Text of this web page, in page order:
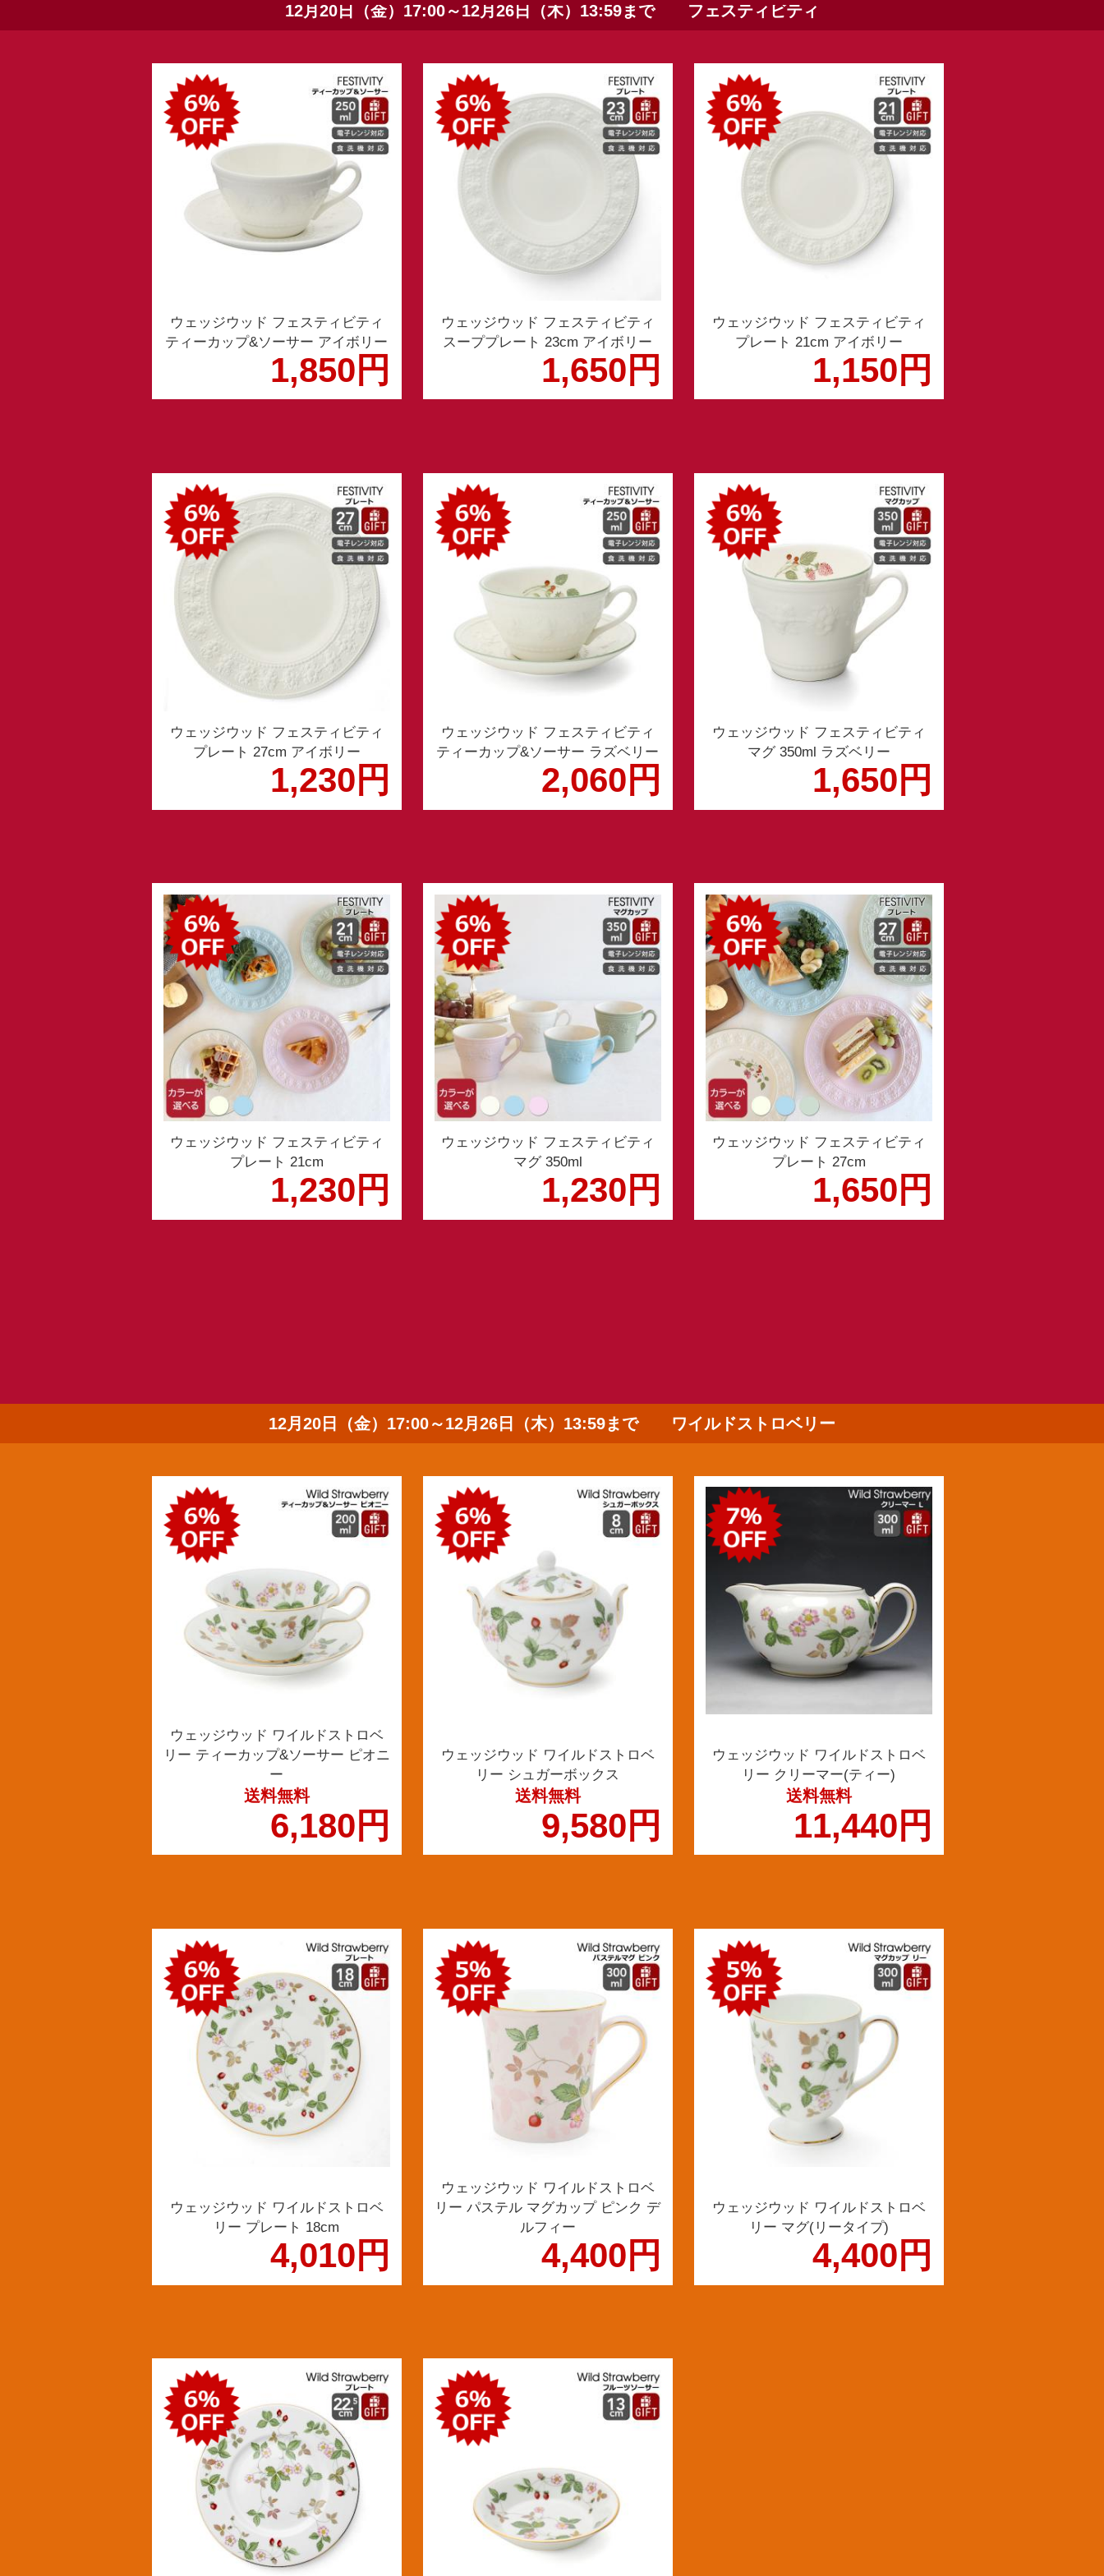
12月20日（金）17:00～12月26日（木）13:59まで フェスティビティ
ウェッジウッド フェスティビティ
ティーカップ&ソーサー アイボリー
1,850円
ウェッジウッド フェスティビティ
スーププレート 23cm アイボリー
1,650円
ウェッジウッド フェスティビティ
プレート 21cm アイボリー
1,150円
ウェッジウッド フェスティビティ
プレート 27cm アイボリー
1,230円
ウェッジウッド フェスティビティ
ティーカップ&ソーサー ラズベリー
2,060円
ウェッジウッド フェスティビティ
マグ 350ml ラズベリー
1,650円
ウェッジウッド フェスティビティ
プレート 21cm
1,230円
ウェッジウッド フェスティビティ
マグ 350ml
1,230円
ウェッジウッド フェスティビティ
プレート 27cm
1,650円
12月20日（金）17:00～12月26日（木）13:59まで ワイルドストロベリー
ウェッジウッド ワイルドストロベ
リー ティーカップ&ソーサー ピオニ
ー
送料無料
6,180円
ウェッジウッド ワイルドストロベ
リー シュガーボックス
送料無料
9,580円
ウェッジウッド ワイルドストロベ
リー クリーマー(ティー)
送料無料
11,440円
ウェッジウッド ワイルドストロベ
リー プレート 18cm
4,010円
ウェッジウッド ワイルドストロベ
リー パステル マグカップ ピンク デ
ルフィー
4,400円
ウェッジウッド ワイルドストロベ
リー マグ(リータイプ)
4,400円